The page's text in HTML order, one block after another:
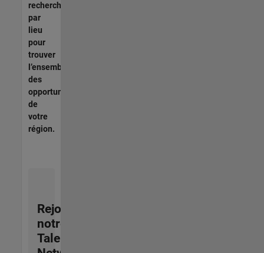
recherche
par
lieu
pour
trouver
l’ensemble
des
opportunités
de
votre
région.
Rejoignez
notre
Talent